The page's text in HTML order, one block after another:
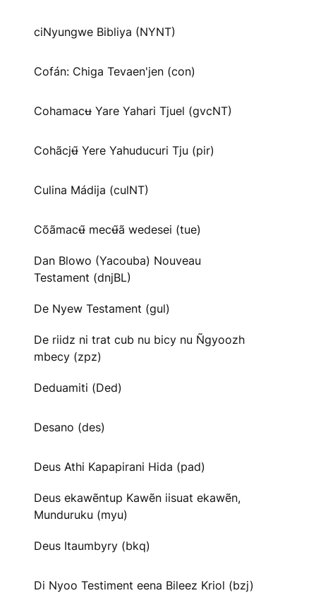
ciNyungwe Bibliya (NYNT)
Cofán: Chiga Tevaen'jen (con)
Cohamacʉ Yare Yahari Tjuel (gvcNT)
Cohãcjʉ̃ Yere Yahuducuri Tju (pir)
Culina Mádija (culNT)
Cõãmacʉ̃ mecʉ̃ã wedesei (tue)
Dan Blowo (Yacouba) Nouveau
Testament (dnjBL)
De Nyew Testament (gul)
De riidz ni trat cub nu bicy nu Ñgyoozh
mbecy (zpz)
Deduamiti (Ded)
Desano (des)
Deus Athi Kapapirani Hida (pad)
Deus ekawẽntup Kawẽn iisuat ekawẽn,
Munduruku (myu)
Deus Itaumbyry (bkq)
Di Nyoo Testiment eena Bileez Kriol (bzj)